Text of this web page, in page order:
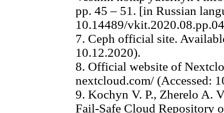
pp. 45 – 51. [in Russian
10.14489/
7. Ceph official site.
10.12.2020).
8. Official website of
nextcloud.com/ (Accessed:
9. Kochyn V. P., Zherelo A.
Fail-Safe Cloud Repository